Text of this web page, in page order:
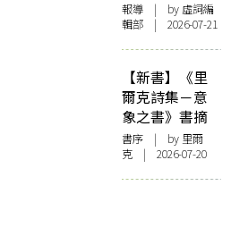
報導 | by 虛詞編
輯部 | 2026-07-21
【新書】《里
爾克詩集－意
象之書》書摘
書序 | by 里爾
克 | 2026-07-20